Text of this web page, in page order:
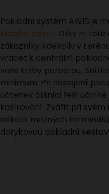
Pokladní systém AWIS je
Mobilní číšník. Díky ní
zákazníky kdekoliv v
vracet k centrální
vaše tržby porostou.
minimum. Při napojení
účtenek číšníci řeší
kasírování. Zvážit při
několik možných
dotykovou pokladní